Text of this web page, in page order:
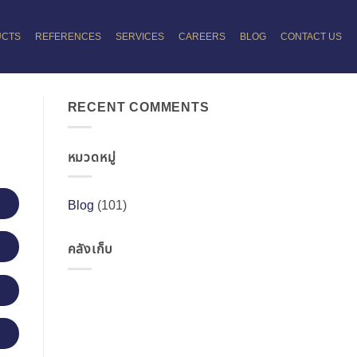
REFERENCES SERVICES CAREERS BLOG CONTACT US
RECENT COMMENTS
หมวดหมู่
Blog (101)
คลังเก็บ